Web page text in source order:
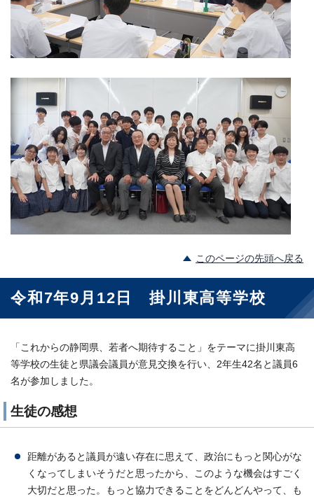
このページの先頭へ戻る
令和7年9月12日 掛川東高等学校
「これからの静岡県、若者へ期待すること」をテーマに掛川東高
等学校の生徒と県議会議員が意見交換を行い、2年生42名と議員6
名が参加しました。
生徒の感想
距離があると議員が遠い存在に思えて、政治にもっと関心がな
くなってしまいそうだと思ったから、このような機会はすごく
大切だと思った。もっと協力できることをどんどんやって、も